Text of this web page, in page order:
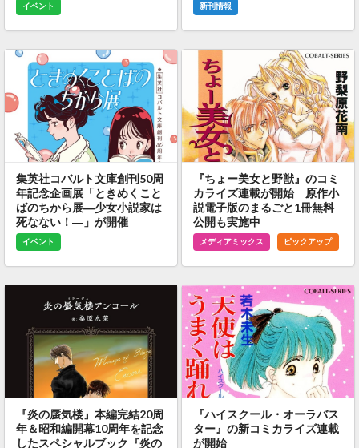
イベント 新刊情報
集英社コバルト文庫創刊50周
年記念企画展「ときめくこと
ばのちから展―少女小説家は
死なない！―」が開催
イベント
『ちょー美女と野獣』のコミ
カライズ連載が開始 原作小
説電子版のまるごと1冊無料
公開も実施中
メディアミックス ピックアップ
『炎の蜃気楼』本編完結20周
年＆昭和編開幕10周年を記念
したスペシャルブック『炎の
『ハイスクール・オーラバス
ター』の新コミカライズ連載
が開始